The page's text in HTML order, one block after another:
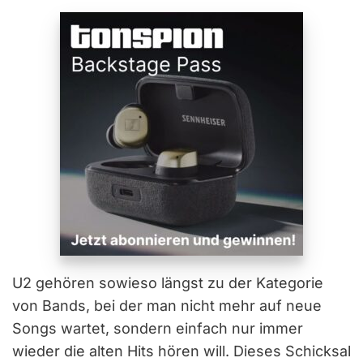
U2 gehören sowieso längst zu der Kategorie
von Bands, bei der man nicht mehr auf neue
Songs wartet, sondern einfach nur immer
wieder die alten Hits hören will. Dieses Schicksal